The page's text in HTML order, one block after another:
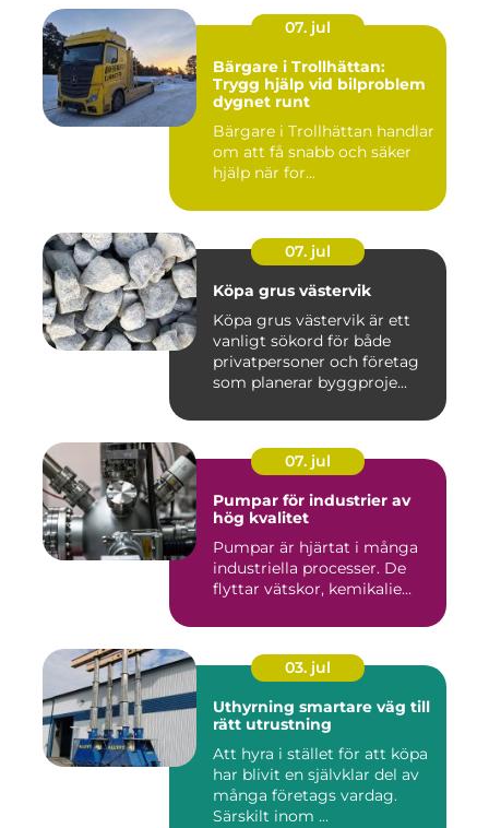
07. jul
Bärgare i Trollhättan:
Trygg hjälp vid bilproblem
dygnet runt
Bärgare i Trollhättan handlar
om att få snabb och säker
hjälp när for...
07. jul
Köpa grus västervik
Köpa grus västervik är ett
vanligt sökord för både
privatpersoner och företag
som planerar byggproje...
07. jul
Pumpar för industrier av
hög kvalitet
Pumpar är hjärtat i många
industriella processer. De
flyttar vätskor, kemikalie...
03. jul
Uthyrning smartare väg till
rätt utrustning
Att hyra i stället för att köpa
har blivit en självklar del av
många företags vardag.
Särskilt inom ...